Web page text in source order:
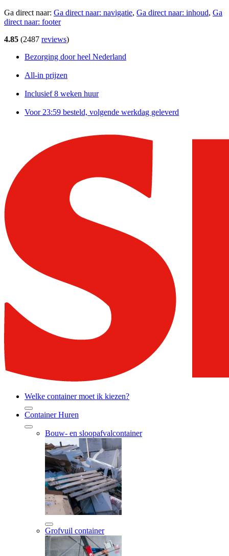
Ga direct naar: Ga direct naar: navigatie, Ga direct naar: inhoud, Ga
direct naar: footer
4.85 (2487 reviews)
Bezorging door heel Nederland
All-in prijzen
Inclusief 8 weken huur
Voor 23:59 besteld, volgende werkdag geleverd
Welke container moet ik kiezen?
Container Huren
Bouw- en sloopafvalcontainer
Grofvuil container